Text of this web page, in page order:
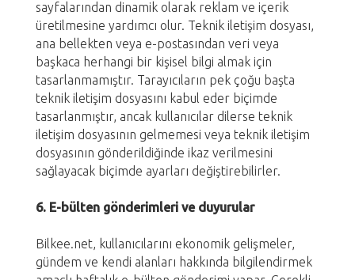
sayfalarından dinamik olarak reklam ve içerik
üretilmesine yardımcı olur. Teknik iletişim dosyası,
ana bellekten veya e-postasından veri veya
başkaca herhangi bir kişisel bilgi almak için
tasarlanmamıştır. Tarayıcıların pek çoğu başta
teknik iletişim dosyasını kabul eder biçimde
tasarlanmıştır, ancak kullanıcılar dilerse teknik
iletişim dosyasının gelmemesi veya teknik iletişim
dosyasının gönderildiğinde ikaz verilmesini
sağlayacak biçimde ayarları değiştirebilirler.
6. E-bülten gönderimleri ve duyurular
Bilkee.net, kullanıcılarını ekonomik gelişmeler,
gündem ve kendi alanları hakkında bilgilendirmek